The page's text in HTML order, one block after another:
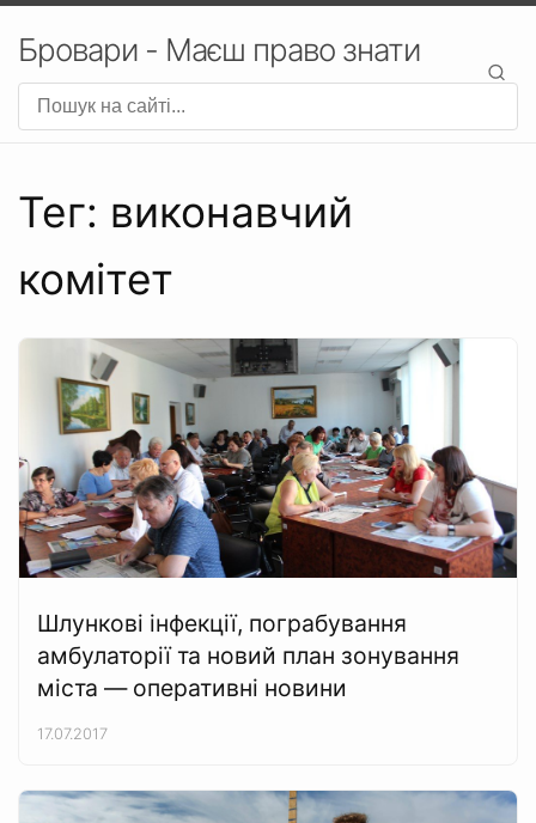
Бровари - Маєш право знати
Тег: виконавчий
комітет
Шлункові інфекції, пограбування
амбулаторії та новий план зонування
міста — оперативні новини
17.07.2017